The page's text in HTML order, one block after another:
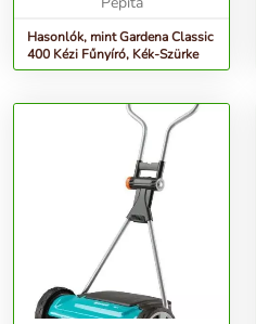
Hasonlók, mint Gardena Classic
400 Kézi Fűnyíró, Kék-Szürke